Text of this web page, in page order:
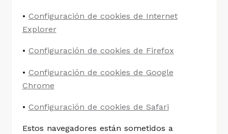
• Configuración de cookies de Internet
Explorer
• Configuración de cookies de Firefox
• Configuración de cookies de Google
Chrome
• Configuración de cookies de Safari
Estos navegadores están sometidos a